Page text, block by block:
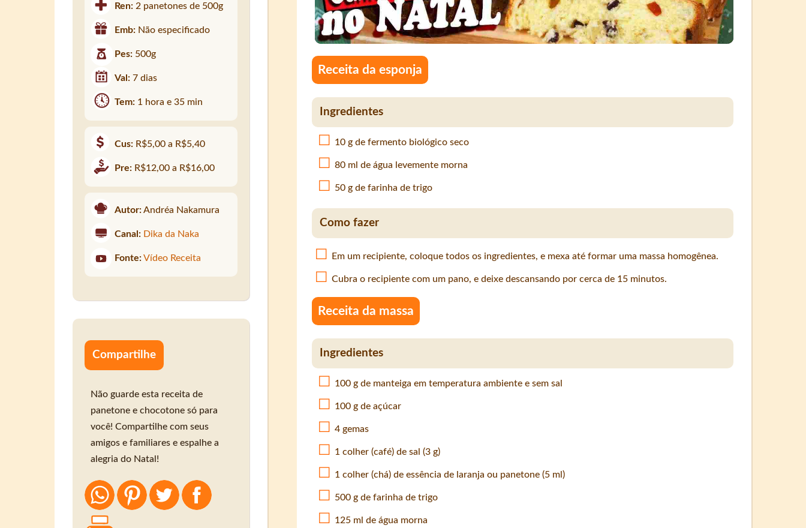
Receita da esponja
Ingredientes
10 g de fermento biológico seco
80 ml de água levemente morna
50 g de farinha de trigo
Como fazer
Em um recipiente, coloque todos os ingredientes, e mexa até formar uma massa homogênea.
Cubra o recipiente com um pano, e deixe descansando por cerca de 15 minutos.
Receita da massa
Ingredientes
100 g de manteiga em temperatura ambiente e sem sal
100 g de açúcar
4 gemas
1 colher (café) de sal (3 g)
1 colher (chá) de essência de laranja ou panetone (5 ml)
500 g de farinha de trigo
125 ml de água morna
Ren: 2 panetones de 500g
Emb: Não especificado
Pes: 500g
Val:7 dias
Tem: 1 hora e 35 min
Cus: R$5,00 a R$5,40
Pre: R$12,00 a R$16,00
Autor:Andréa Nakamura
Canal: Dika da Naka
Fonte: Vídeo Receita
Compartilhe
Não guarde esta receita de
panetone e chocotone só para
você! Compartilhe com seus
amigos e familiares e espalhe a
alegria do Natal!